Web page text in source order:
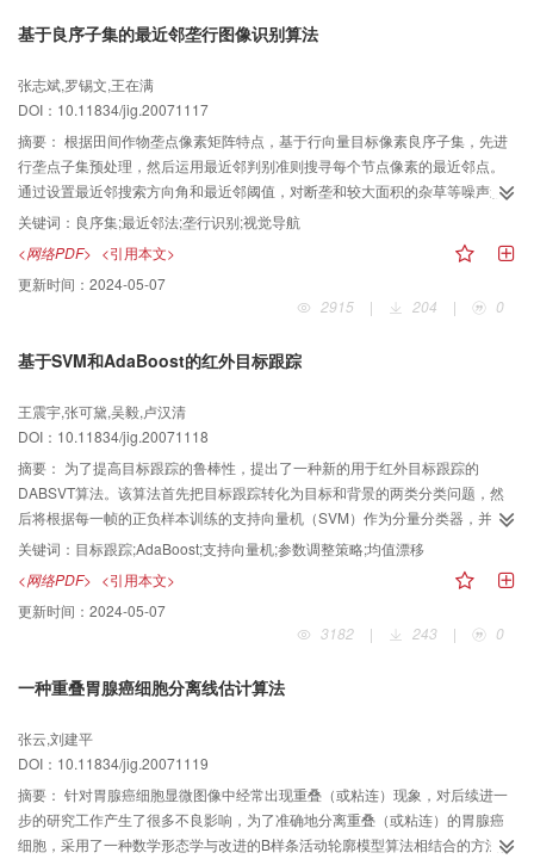
率。
基于良序子集的最近邻垄行图像识别算法
张志斌,罗锡文,王在满
DOI：10.11834/jig.20071117
摘要： 根据田间作物垄点像素矩阵特点，基于行向量目标像素良序子集，先进
行垄点子集预处理，然后运用最近邻判别准则搜寻每个节点像素的最近邻点。
通过设置最近邻搜索方向角和最近邻阈值，对断垄和较大面积的杂草等噪声影
响进行控制。实验结果表明，与传统的最近邻算法比较，该算法的准确性和鲁
棒性均得到提高，时间复杂度较小，对农田视觉导航实际应用有一定价值。
关键词： 良序集;最近邻法;垄行识别;视觉导航
<网络PDF> <引用本文>
更新时间： 2024-05-07
2915
| 204 | 0
基于SVM和AdaBoost的红外目标跟踪
王震宇,张可黛,吴毅,卢汉清
DOI：10.11834/jig.20071118
摘要： 为了提高目标跟踪的鲁棒性，提出了一种新的用于红外目标跟踪的
DABSVT算法。该算法首先把目标跟踪转化为目标和背景的两类分类问题，然
后将根据每一帧的正负样本训练的支持向量机（SVM）作为分量分类器，并通
过恰当的参数调整策略，利用AdaBoost算法把这些分量分类器组合成一个总体
分类器；接着利用该总体分类器来区分下一帧中的目标和背景，并得到置信
图；最后通过均值漂移算法找到置信图的峰值，得到目标的新位置。该新位置
不仅与目标和背景的变化相适应，而且分量分类器可以随时加入或丢掉。实验
关键词： 目标跟踪;AdaBoost;支持向量机;参数调整策略;均值漂移
<网络PDF> <引用本文>
更新时间： 2024-05-07
3182
| 243 | 0
一种重叠胃腺癌细胞分离线估计算法
张云,刘建平
DOI：10.11834/jig.20071119
摘要： 针对胃腺癌细胞显微图像中经常出现重叠（或粘连）现象，对后续进一
步的研究工作产生了很多不良影响，为了准确地分离重叠（或粘连）的胃腺癌
细胞，采用了一种数学形态学与改进的B样条活动轮廓模型算法相结合的方法。